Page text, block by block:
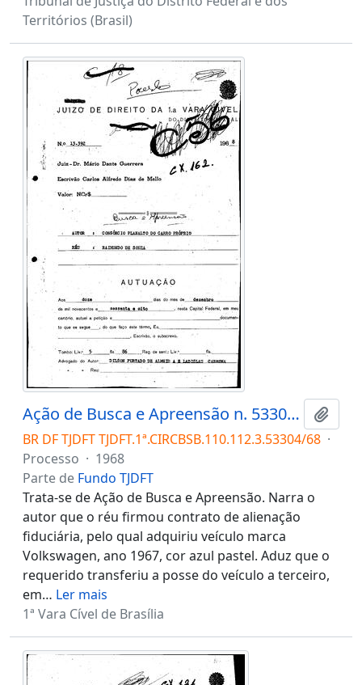
Territórios (Brasil)
Ação de Busca e Apreensão n. 53304/68
BR DF TJDFT TJDFT.1ª.CIRCBSB.110.112.3.53304/68 ·
Processo · 1968
Parte de Fundo TJDFT
Trata-se de Ação de Busca e Apreensão. Narra o
autor que o réu firmou contrato de alienação
fiduciária, pelo qual adquiriu veículo marca
Volkswagen, ano 1967, cor azul pastel. Aduz que o
requerido transferiu a posse do veículo a terceiro,
em… Ler mais
1ª Vara Cível de Brasília